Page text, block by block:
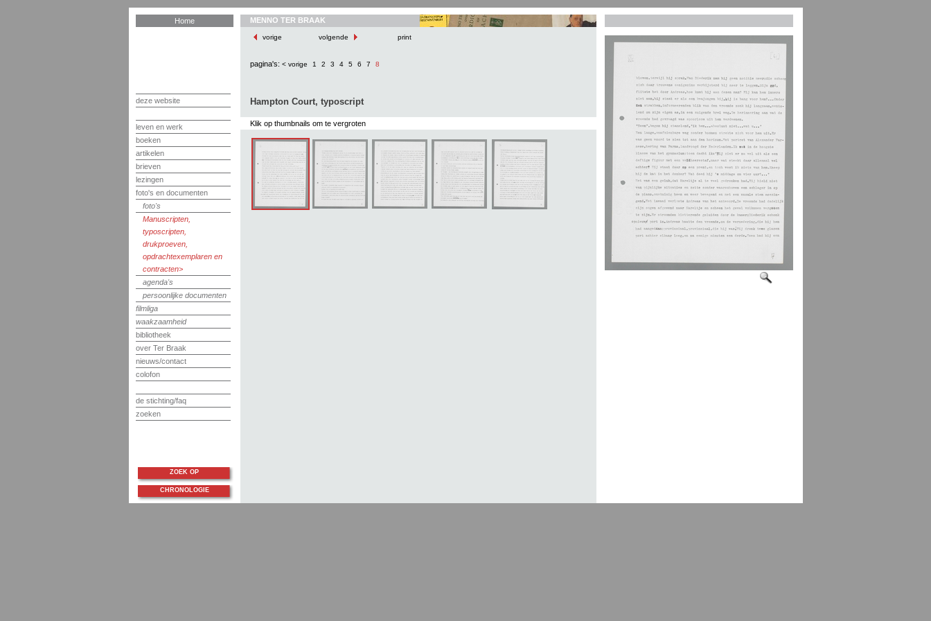
Home
deze website
leven en werk
boeken
artikelen
brieven
lezingen
foto's en documenten
foto's
Manuscripten,
typoscripten,
drukproeven,
opdrachtexemplaren en
contracten
agenda's
persoonlijke documenten
filmliga
waakzaamheid
bibliotheek
over Ter Braak
nieuws/contact
colofon
de stichting/faq
zoeken
MENNO TER BRAAK
vorige volgende print
pagina's: < vorige 1 2 3 4 5 6 7 8
Hampton Court, typoscript
Klik op thumbnails om te vergroten
ZOEK OP
CHRONOLOGIE